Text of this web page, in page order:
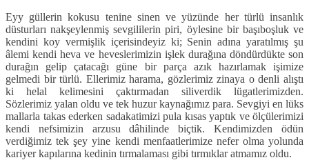
Eyy güllerin kokusu tenine sinen ve yüzünde her türlü insanlık
düsturları nakşeylenmiş sevgililerin piri, öylesine bir başıboşluk ve
kendini koy vermişlik içerisindeyiz ki; Senin adına yaratılmış şu
âlemi kendi heva ve heveslerimizin işlek durağına döndürdükte son
durağın gelip çatacağı güne bir parça azık hazırlamak işimize
gelmedi bir türlü. Ellerimiz harama, gözlerimiz zinaya o denli alıştı
ki helal kelimesini çaktırmadan siliverdik lügatlerimizden.
Sözlerimiz yalan oldu ve tek huzur kaynağımız para. Sevgiyi en lüks
mallarla takas ederken sadakatimizi pula kısas yaptık ve ölçülerimizi
kendi nefsimizin arzusu dâhilinde biçtik. Kendimizden ödün
verdiğimiz tek şey yine kendi menfaatlerimize nefer olma yolunda
kariyer kapılarına kedinin tırmalaması gibi tırmıklar atmamız oldu.